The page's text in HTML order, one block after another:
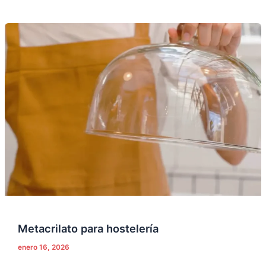
Metacrilato para hostelería
enero 16, 2026
Metacrilato
para